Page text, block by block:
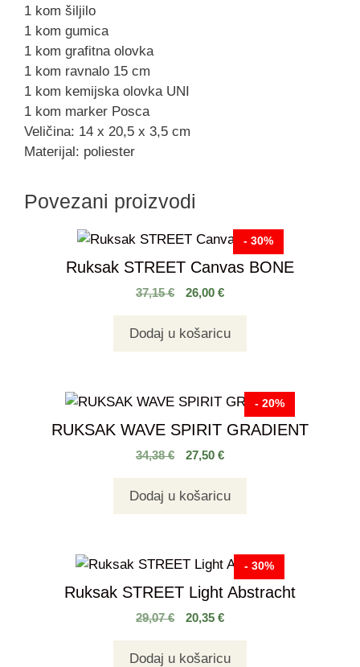
1 kom šiljilo
1 kom gumica
1 kom grafitna olovka
1 kom ravnalo 15 cm
1 kom kemijska olovka UNI
1 kom marker Posca
Veličina: 14 x 20,5 x 3,5 cm
Materijal: poliester
Povezani proizvodi
- 30%
Ruksak STREET Canvas BONE
37,15€ 26,00 €
Dodaj u košaricu
- 20%
RUKSAK WAVE SPIRIT GRADIENT
34,38€ 27,50 €
Dodaj u košaricu
- 30%
Ruksak STREET Light Abstracht
29,07€ 20,35 €
Dodaj u košaricu